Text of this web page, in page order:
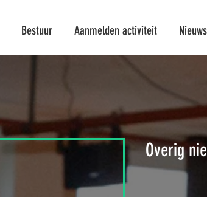
Bestuur Aanmelden activiteit Nieuws
Overig